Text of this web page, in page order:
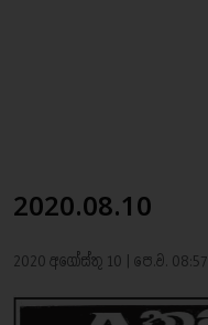
2020.08.10
2020 අගෝස්තු 10 | පෙ.ව. 08:57